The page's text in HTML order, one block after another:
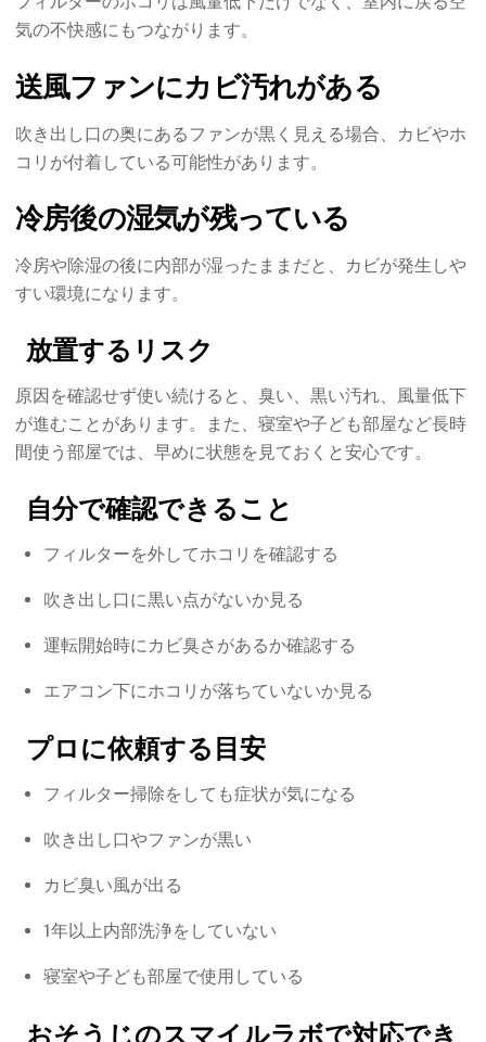
気の不快感にもつながります。
送風ファンにカビ汚れがある
吹き出し口の奥にあるファンが黒く見える場合、カビやホ
コリが付着している可能性があります。
冷房後の湿気が残っている
冷房や除湿の後に内部が湿ったままだと、カビが発生しや
すい環境になります。
放置するリスク
原因を確認せず使い続けると、臭い、黒い汚れ、風量低下
が進むことがあります。また、寝室や子ども部屋など長時
間使う部屋では、早めに状態を見ておくと安心です。
自分で確認できること
フィルターを外してホコリを確認する
吹き出し口に黒い点がないか見る
運転開始時にカビ臭さがあるか確認する
エアコン下にホコリが落ちていないか見る
プロに依頼する目安
フィルター掃除をしても症状が気になる
吹き出し口やファンが黒い
カビ臭い風が出る
1年以上内部洗浄をしていない
寝室や子ども部屋で使用している
おそうじのスマイルラボで対応でき